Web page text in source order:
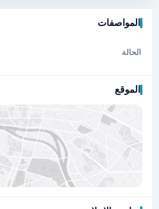
المواصفات
الحالة
الموقع